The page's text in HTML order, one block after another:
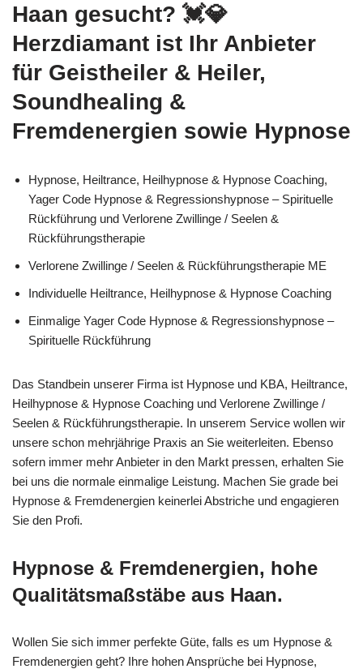
Haan gesucht? 💓️💎
Herzdiamant ist Ihr Anbieter
für Geistheiler & Heiler,
Soundhealing &
Fremdenergien sowie Hypnose
Hypnose, Heiltrance, Heilhypnose & Hypnose Coaching,
Yager Code Hypnose & Regressionshypnose – Spirituelle
Rückführung und Verlorene Zwillinge / Seelen &
Rückführungstherapie
Verlorene Zwillinge / Seelen & Rückführungstherapie ME
Individuelle Heiltrance, Heilhypnose & Hypnose Coaching
Einmalige Yager Code Hypnose & Regressionshypnose –
Spirituelle Rückführung
Das Standbein unserer Firma ist Hypnose und KBA, Heiltrance,
Heilhypnose & Hypnose Coaching und Verlorene Zwillinge /
Seelen & Rückführungstherapie. In unserem Service wollen wir
unsere schon mehrjährige Praxis an Sie weiterleiten. Ebenso
sofern immer mehr Anbieter in den Markt pressen, erhalten Sie
bei uns die normale einmalige Leistung. Machen Sie grade bei
Hypnose & Fremdenergien keinerlei Abstriche und engagieren
Sie den Profi.
Hypnose & Fremdenergien, hohe
Qualitätsmaßstäbe aus Haan.
Wollen Sie sich immer perfekte Güte, falls es um Hypnose &
Fremdenergien geht? Ihre hohen Ansprüche bei Hypnose,